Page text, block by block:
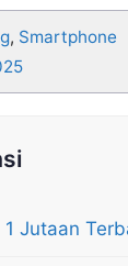
, Smartphone
Jutaan